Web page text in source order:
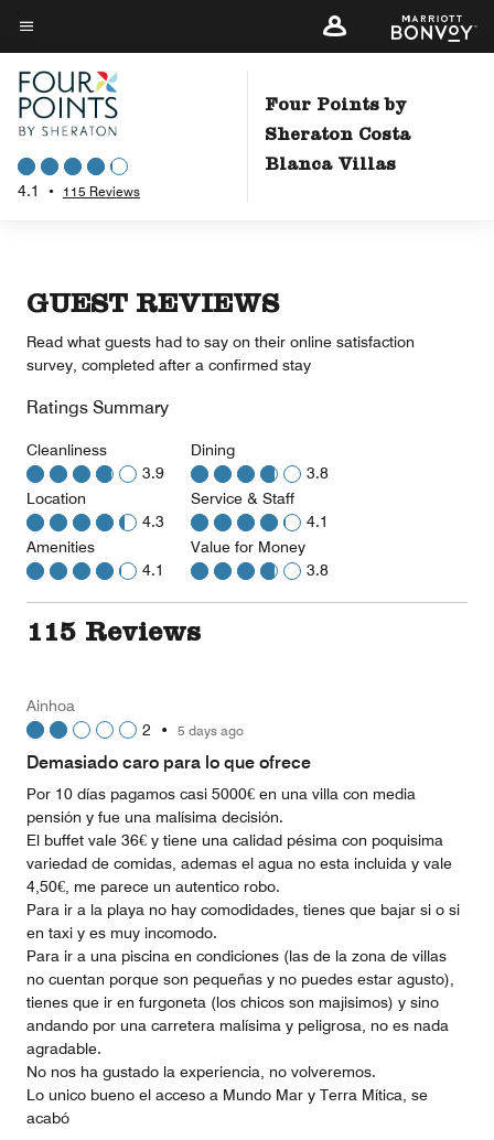
Skip
to
main
content
Menu text
4.1 • 115 Reviews
Four Points by
Sheraton Costa
Blanca Villas
GUEST REVIEWS
Read what guests had to say on their online satisfaction
survey, completed after a confirmed stay
Ratings Summary
Cleanliness
3.9
Location
4.3
Amenities
4.1
Dining
3.8
Service & Staff
4.1
Value for Money
3.8
115 Reviews
Ainhoa
2 • 5 days ago
Demasiado caro para lo que ofrece
Por 10 días pagamos casi 5000€ en una villa con media
pensión y fue una malísima decisión.
El buffet vale 36€ y tiene una calidad pésima con poquisima
variedad de comidas, ademas el agua no esta incluida y vale
4,50€, me parece un autentico robo.
Para ir a la playa no hay comodidades, tienes que bajar si o si
en taxi y es muy incomodo.
Para ir a una piscina en condiciones (las de la zona de villas
no cuentan porque son pequeñas y no puedes estar agusto),
tienes que ir en furgoneta (los chicos son majisimos) y sino
andando por una carretera malísima y peligrosa, no es nada
agradable.
No nos ha gustado la experiencia, no volveremos.
Lo unico bueno el acceso a Mundo Mar y Terra Mítica, se
acabó